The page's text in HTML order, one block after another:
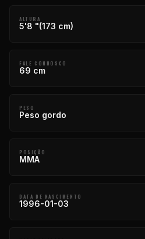
ALTURA
5'8 "(173 cm)
FALE CONNOSCO
69 cm
PESO
Peso gordo
POSIÇÃO
MMA
DATA DE NASCIMENTO
1996-01-03